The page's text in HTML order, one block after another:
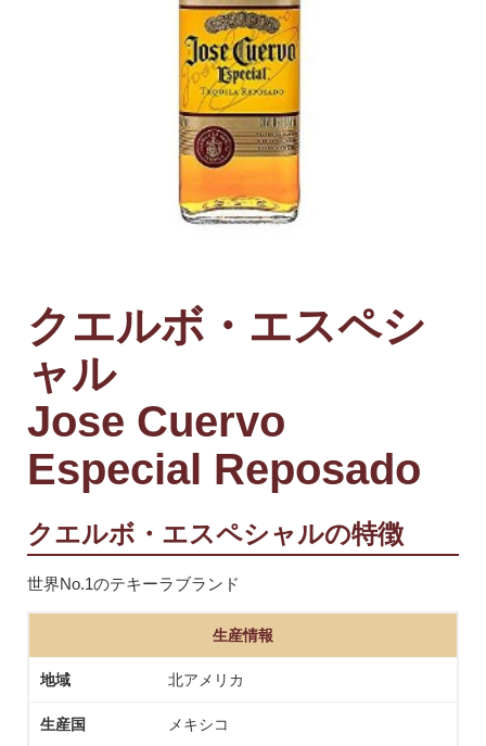
クエルボ・エスペシ
ャル
Jose Cuervo
Especial Reposado
クエルボ・エスペシャルの特徴
世界No.1のテキーラブランド
生産情報
地域 北アメリカ
生産国 メキシコ